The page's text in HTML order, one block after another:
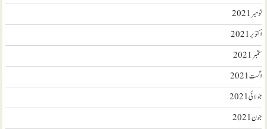
نومبر 2021
اکتوبر 2021
ستمبر 2021
اگست 2021
جولائی 2021
جون 2021